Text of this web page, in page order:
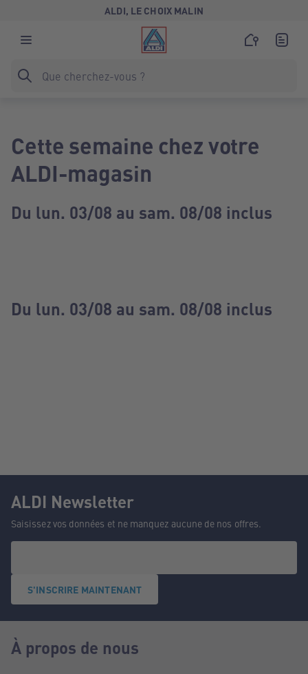
ALDI, LE CHOIX MALIN
Cette semaine chez votre
ALDI-magasin
Du lun. 03/08 au sam. 08/08 inclus
Du lun. 03/08 au sam. 08/08 inclus
ALDI Newsletter
Saisissez vos données et ne manquez aucune de nos offres.
S'INSCRIRE MAINTENANT
À propos de nous